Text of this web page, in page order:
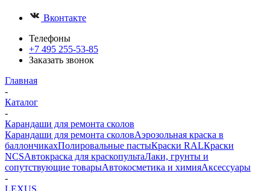
Вконтакте
Телефоны
+7 495 255-53-85
Заказать звонок
Главная
-
Каталог
-
Карандаши для ремонта сколов
Карандаши для ремонта сколовАэрозольная краска в
баллончикахПолировальные пастыКраски RALКраски
NCSАвтокраска для краскопультаЛаки, грунты и
сопутствующие товарыАвтокосметика и химияАксессуары
-
LEXUS